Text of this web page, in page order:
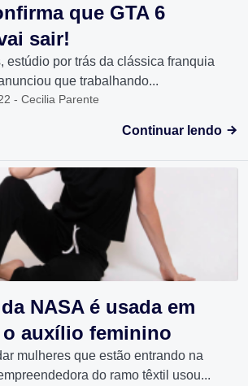
que GTA 6
sair!
estúdio por trás da clássica franquia
que trabalhando...
- Cecilia Parente
Continuar lendo
NASA é usada em
auxílio feminino
mulheres que estão entrando na
do ramo têxtil usou...